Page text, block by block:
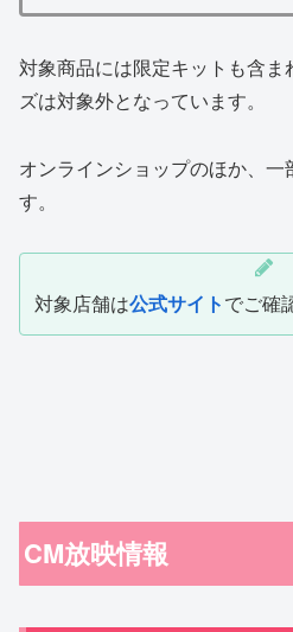
対象商品には限定キットも含
ズは対象外となっています。
オンラインショップのほか、
す。
対象店舗は公式サイトでご確
CM放映情報